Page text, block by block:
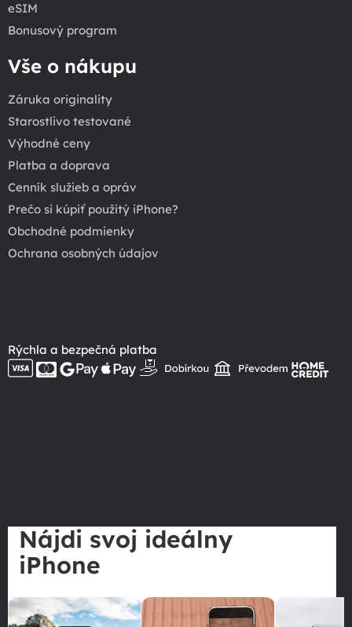
eSIM
Bonusový program
Vše o nákupu
Záruka originality
Starostlivo testované
Výhodné ceny
Platba a doprava
Cenník služieb a opráv
Prečo si kúpiť použitý iPhone?
Obchodné podmienky
Ochrana osobných údajov
Rýchla a bezpečná platba
Nájdi svoj ideálny
iPhone